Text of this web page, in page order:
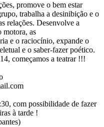
promove o bem estar
trabalha a desinibição e o
relações. Desenvolve a
motora, as
e o raciocínio, expande o
e o saber-fazer poético.
começamos a teatrar !!!
com possibilidade de fazer
à tarde !